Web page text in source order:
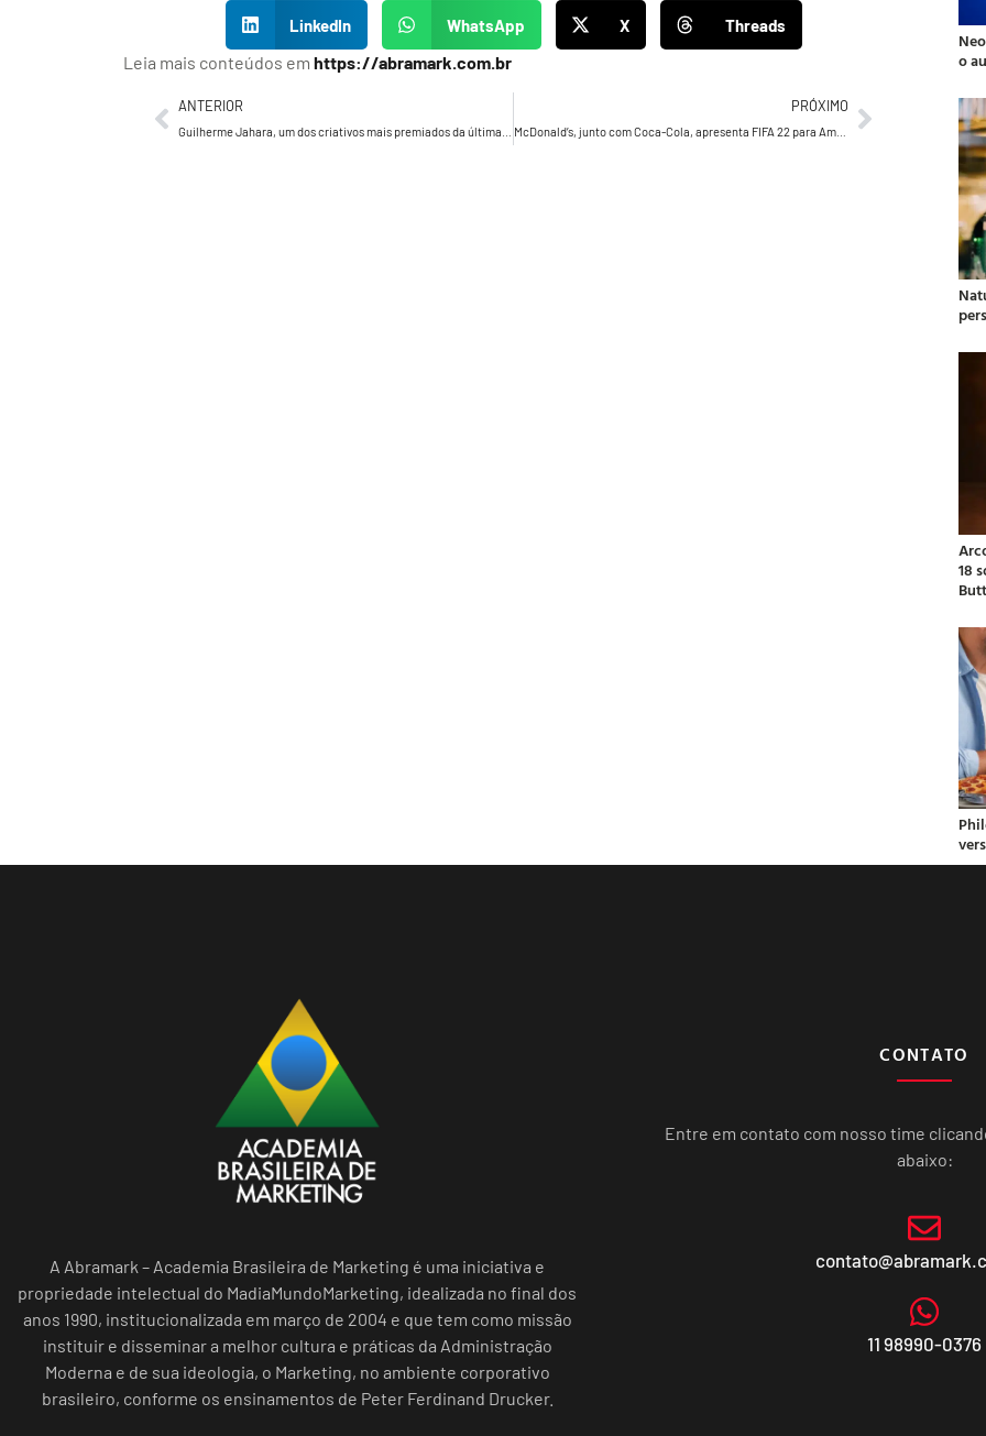
LinkedIn WhatsApp X Threads
Leia mais conteúdos em https://abramark.com.br
ANTERIOR PRÓXIMO
o
18
A Abramark – Academia Brasileira de Marketing é uma iniciativa e
propriedade intelectual do MadiaMundoMarketing, idealizada no final dos
anos 1990, institucionalizada em março de 2004 e que tem como missão
instituir e disseminar a melhor cultura e práticas da Administração
Moderna e de sua ideologia, o Marketing, no ambiente corporativo
brasileiro, conforme os ensinamentos de Peter Ferdinand Drucker.
CONTATO
Entre em contato com nosso time
abaixo:
11 98990-0376